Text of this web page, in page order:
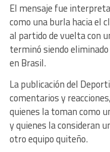
El mensaje fue
como una burla hacia el
al partido de vuelta con
terminó siendo
en Brasil.
La publicación del
comentarios y
quienes la toman como
y quienes la consideran
otro equipo quiteño.